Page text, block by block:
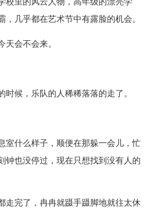
，几乎都在艺术节中有露脸的机会。
天会不会来。
时候，乐队的人稀稀落落的走了。
室什么样子，顺便在那躲一会儿，忙
钟也没停过，现在只想找到没有人的
走完了，冉冉就蹑手蹑脚地就往太休